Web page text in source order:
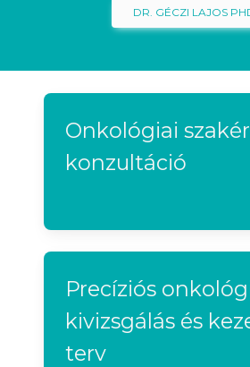
DR. GÉCZI LAJOS
Onkológiai
konzultáció
Precíziós
kivizsgálás és
terv